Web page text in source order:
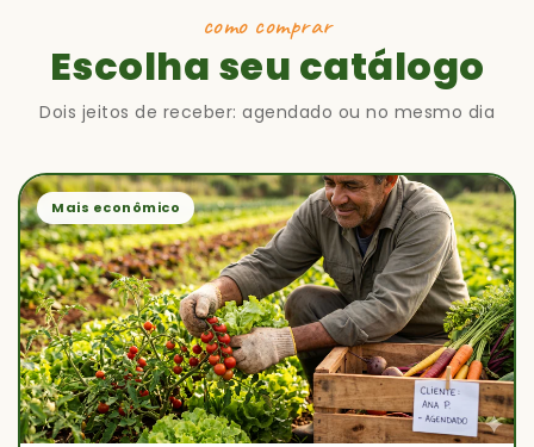
como comprar
Escolha seu catálogo
Dois jeitos de receber: agendado ou no mesmo dia
Mais econômico